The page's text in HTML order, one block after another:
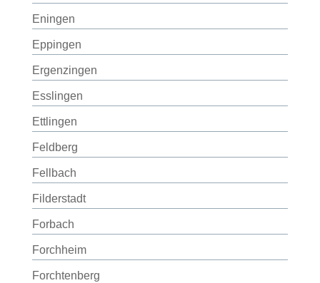
Eningen
Eppingen
Ergenzingen
Esslingen
Ettlingen
Feldberg
Fellbach
Filderstadt
Forbach
Forchheim
Forchtenberg